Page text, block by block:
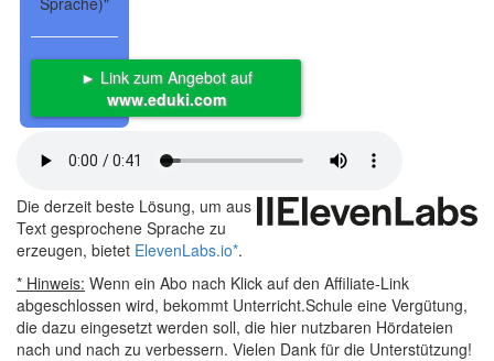
► Link zum Angebot auf
www.eduki.com
Die derzeit beste Lösung, um aus
Text gesprochene Sprache zu
erzeugen, bietet ElevenLabs.io*.
* Hinweis: Wenn ein Abo nach Klick auf den Affiliate-Link
abgeschlossen wird, bekommt Unterricht.Schule eine Vergütung,
die dazu eingesetzt werden soll, die hier nutzbaren Hördateien
nach und nach zu verbessern. Vielen Dank für die Unterstützung!